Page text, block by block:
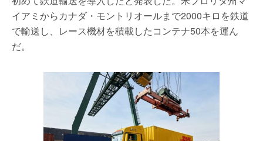
イアミからカナダ・モントリオールまで2000キロを鉄道
で輸送し、レース機材を積載したコンテナ50本を運ん
だ。